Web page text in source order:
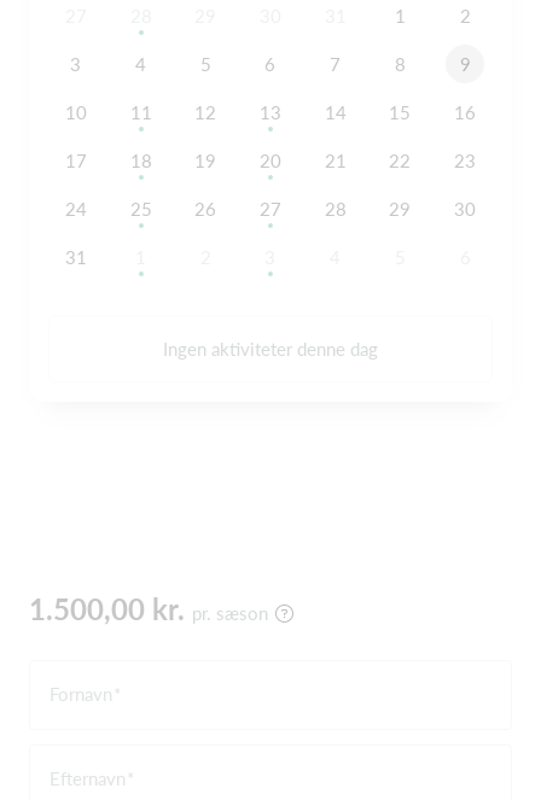
1 2
3 4 5 6 7 8 9
10 11 12 13 14 15 16
17 18 19 20 21 22 23
24 25 26 27 28 29 30
31
Ingen aktiviteter denne dag
1.500,00 kr. pr. sæson
Fornavn
Efternavn